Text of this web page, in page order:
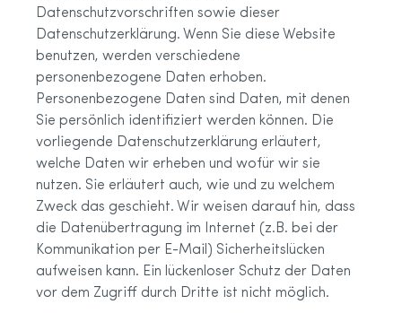
Datenschutzvorschriften sowie dieser
Datenschutzerklärung. Wenn Sie diese Website
benutzen, werden verschiedene
personenbezogene Daten erhoben.
Personenbezogene Daten sind Daten, mit denen
Sie persönlich identifiziert werden können. Die
vorliegende Datenschutzerklärung erläutert,
welche Daten wir erheben und wofür wir sie
nutzen. Sie erläutert auch, wie und zu welchem
Zweck das geschieht. Wir weisen darauf hin, dass
die Datenübertragung im Internet (z.B. bei der
Kommunikation per E-Mail) Sicherheitslücken
aufweisen kann. Ein lückenloser Schutz der Daten
vor dem Zugriff durch Dritte ist nicht möglich.